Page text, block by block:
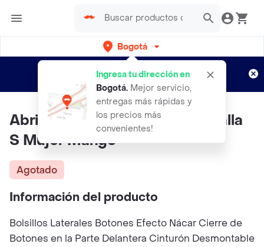
Bogotá
Ingresa tu dirección en
Bogotá. Mejor servicio,
entregas más rápidas y
los precios más
convenientes!
envíos gratis por semanas
Aplican TyC
Abrigo Trench Angela Camel Talla
S Mujer Mango
Agotado
Información del producto
Bolsillos Laterales Botones Efecto Nácar Cierre de
Botones en la Parte Delantera Cinturón Desmontable